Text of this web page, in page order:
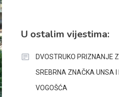
U ostalim vijestima:
DVOSTRUKO PRIZNANJE
SREBRNA ZNAČKA UNSA I
VOGOŠĆA